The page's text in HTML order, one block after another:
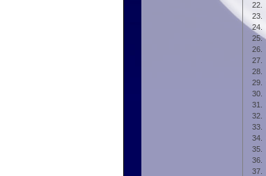
22.
23.
24.
25.
26.
27.
28.
29.
30.
31.
32.
33.
34.
35.
36.
37.